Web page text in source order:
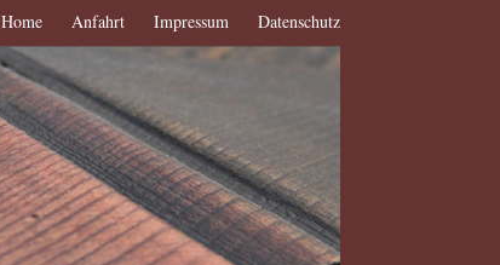
Home Anfahrt Impressum Datenschutz